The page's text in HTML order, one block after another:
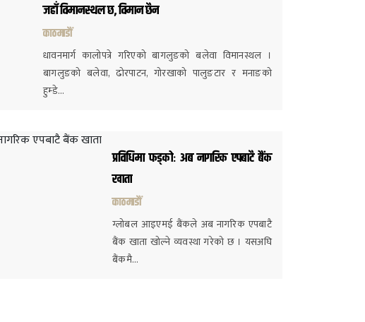
जहाँ विमानस्थल छ, विमान छैन
काठमाडौं
धावनमार्ग कालोपत्रे गरिएको बागलुङको बलेवा विमानस्थल ।
बागलुङको बलेवा, ढोरपाटन, गोरखाको पालुङटार र मनाङको
हुम्डे…
प्रविधिमा फड्कोः अब नागरिक एपबाटै बैंक
खाता
काठमाडौं
ग्लोबल आइएमई बैंकले अब नागरिक एपबाटै
बैंक खाता खोल्ने व्यवस्था गरेको छ । यसअघि
बैंकमै…